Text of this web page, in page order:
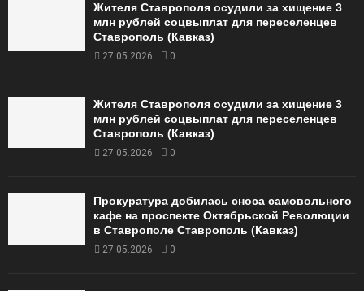
Жителя Ставрополя осудили за хищение 3
млн рублей соцвыплат для переселенцев
Ставрополь (Кавказ)
27.05.2026 0
Жителя Ставрополя осудили за хищение 3
млн рублей соцвыплат для переселенцев
Ставрополь (Кавказ)
27.05.2026 0
Прокуратура добилась сноса самовольного
кафе на проспекте Октябрьской Революции
в Ставрополе Ставрополь (Кавказ)
27.05.2026 0